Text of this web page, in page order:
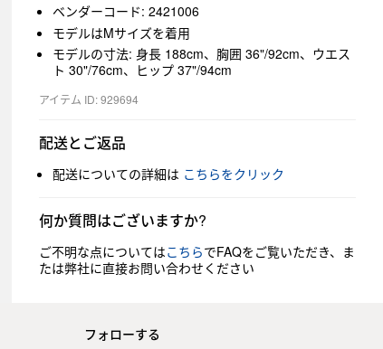
ベンダーコード: 2421006
モデルはMサイズを着用
モデルの寸法: 身長 188cm、胸囲 36"/92cm、ウエス
ト 30"/76cm、ヒップ 37"/94cm
アイテム ID: 929694
配送とご返品
配送についての詳細は こちらをクリック
何か質問はございますか?
ご不明な点についてはこちらでFAQをご覧いただき、ま
たは弊社に直接お問い合わせください
フォローする